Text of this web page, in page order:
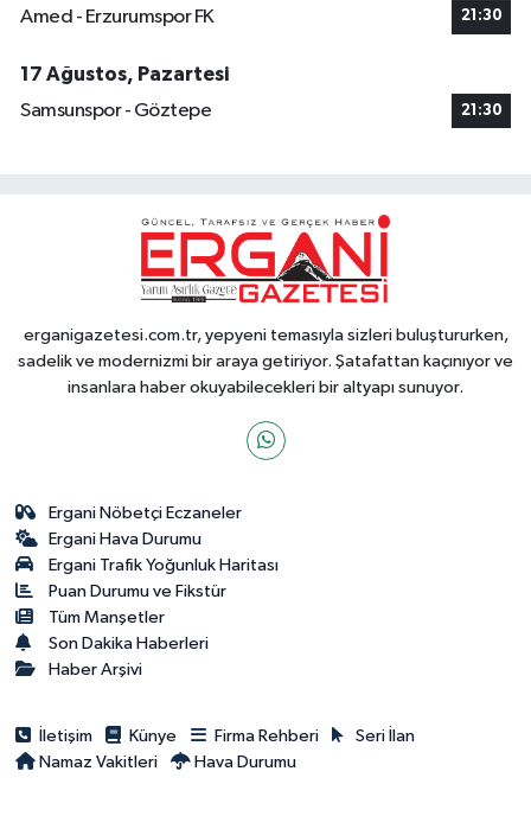
Amed - Erzurumspor FK 21:30
17 Ağustos, Pazartesi
Samsunspor - Göztepe
21:30
erganigazetesi.com.tr, yepyeni temasıyla sizleri buluştururken,
sadelik ve modernizmi bir araya getiriyor. Şatafattan kaçınıyor ve
insanlara haber okuyabilecekleri bir altyapı sunuyor.
Ergani Nöbetçi Eczaneler
Ergani Hava Durumu
Ergani Trafik Yoğunluk Haritası
Puan Durumu ve Fikstür
Tüm Manşetler
Son Dakika Haberleri
Haber Arşivi
İletişim Künye Firma Rehberi
Seri İlan
Namaz Vakitleri
Hava Durumu